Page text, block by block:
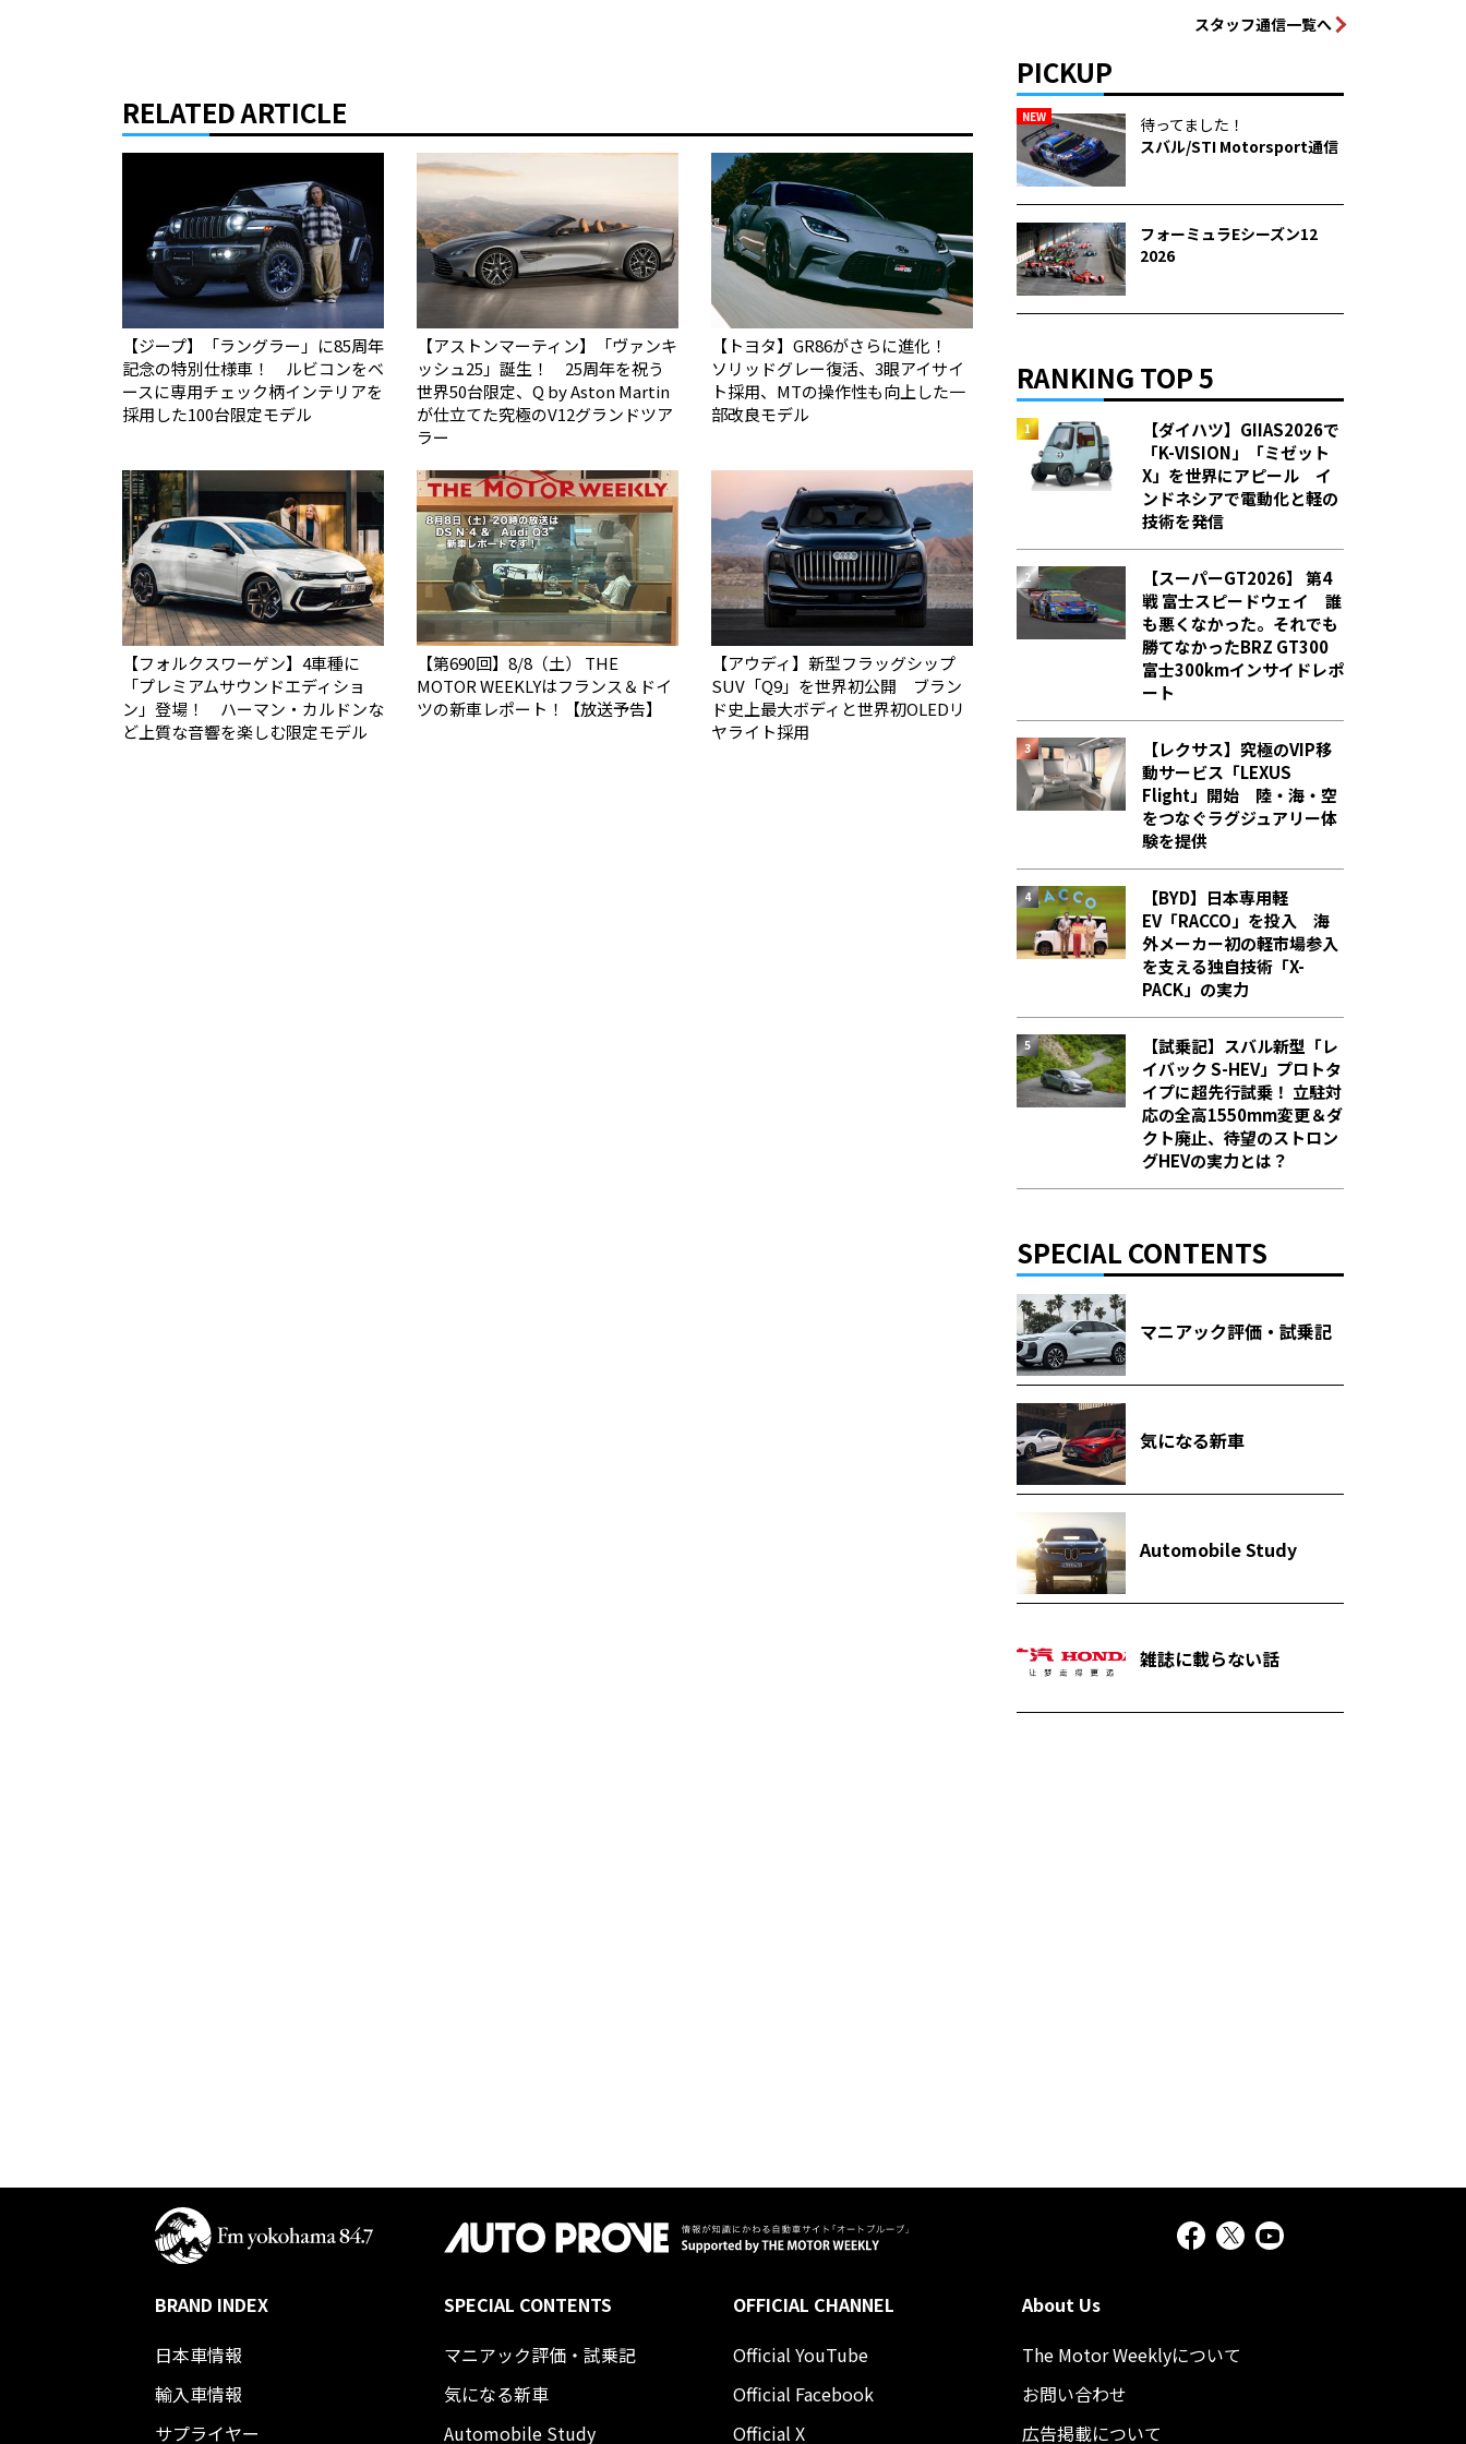
RELATED ARTICLE
【ジープ】「ラングラー」に85周年
記念の特別仕様車！ ルビコンをベ
ースに専用チェック柄インテリアを
採用した100台限定モデル
【アストンマーティン】「ヴァンキ
ッシュ25」誕生！ 25周年を祝う
世界50台限定、Q by Aston Martin
が仕立てた究極のV12グランドツア
ラー
【トヨタ】GR86がさらに進化！
ソリッドグレー復活、3眼アイサイ
ト採用、MTの操作性も向上した一
部改良モデル
【フォルクスワーゲン】4車種に
「プレミアムサウンドエディショ
ン」登場！ ハーマン・カルドンな
ど上質な音響を楽しむ限定モデル
【第690回】8/8（土） THE
MOTOR WEEKLYはフランス＆ドイ
ツの新車レポート！【放送予告】
【アウディ】新型フラッグシップ
SUV「Q9」を世界初公開 ブラン
ド史上最大ボディと世界初OLEDリ
ヤライト採用
スタッフ通信一覧へ
PICKUP
NEW
待ってました！
スバル/STI Motorsport通信
フォーミュラEシーズン12
2026
RANKING TOP 5
【ダイハツ】GIIAS2026で
「K-VISION」「ミゼット
X」を世界にアピール イ
ンドネシアで電動化と軽の
技術を発信
【スーパーGT2026】 第4
戦 富士スピードウェイ 誰
も悪くなかった。それでも
勝てなかった――BRZ GT300
富士300kmインサイドレポ
ート
【レクサス】究極のVIP移
動サービス「LEXUS
Flight」開始 陸・海・空
をつなぐラグジュアリー体
験を提供
【BYD】日本専用軽
EV「RACCO」を投入 海
外メーカー初の軽市場参入
を支える独自技術「X-
PACK」の実力
【試乗記】スバル新型「レ
イバック S-HEV」プロトタ
イプに超先行試乗！ 立駐対
応の全高1550mm変更＆ダ
クト廃止、待望のストロン
グHEVの実力とは？
SPECIAL CONTENTS
マニアック評価・試乗記
気になる新車
Automobile Study
雑誌に載らない話
BRAND INDEX
日本車情報​
輸入車情報
サプライヤー
SPECIAL CONTENTS
マニアック評価・試乗記
気になる新車
Automobile Study
OFFICIAL CHANNEL
Official YouTube
Official Facebook
Official X
About Us
The Motor Weeklyについて
お問い合わせ
広告掲載について